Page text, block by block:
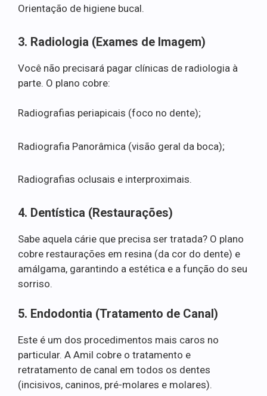
Orientação de higiene bucal.
3. Radiologia (Exames de Imagem)
Você não precisará pagar clínicas de radiologia à
parte. O plano cobre:
Radiografias periapicais (foco no dente);
Radiografia Panorâmica (visão geral da boca);
Radiografias oclusais e interproximais.
4. Dentística (Restaurações)
Sabe aquela cárie que precisa ser tratada? O plano
cobre restaurações em resina (da cor do dente) e
amálgama, garantindo a estética e a função do seu
sorriso.
5. Endodontia (Tratamento de Canal)
Este é um dos procedimentos mais caros no
particular. A Amil cobre o tratamento e
retratamento de canal em todos os dentes
(incisivos, caninos, pré-molares e molares).